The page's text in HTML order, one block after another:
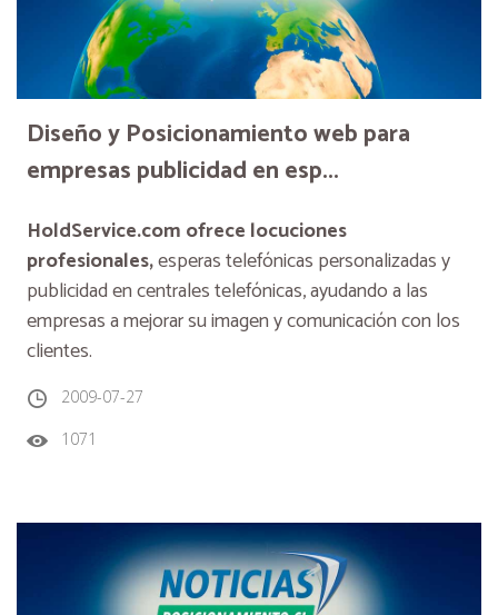
Diseño y Posicionamiento web para
empresas publicidad en esp...
HoldService.com ofrece locuciones
profesionales,esperas telefónicas personalizadas y
publicidad en centrales telefónicas, ayudando a las
empresas a mejorar su imagen y comunicación con los
clientes.
2009-07-27
1071